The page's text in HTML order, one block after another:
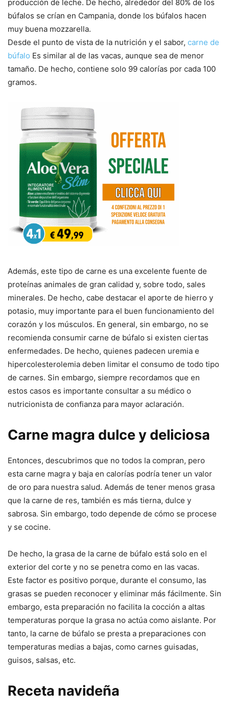
producción de leche. De hecho, alrededor del 80% de los
búfalos se crían en Campania, donde los búfalos hacen
muy buena mozzarella.
Desde el punto de vista de la nutrición y el sabor, carne de
búfalo Es similar al de las vacas, aunque sea de menor
tamaño. De hecho, contiene solo 99 calorías por cada 100
gramos.
Además, este tipo de carne es una excelente fuente de
proteínas animales de gran calidad y, sobre todo, sales
minerales. De hecho, cabe destacar el aporte de hierro y
potasio, muy importante para el buen funcionamiento del
corazón y los músculos. En general, sin embargo, no se
recomienda consumir carne de búfalo si existen ciertas
enfermedades. De hecho, quienes padecen uremia e
hipercolesterolemia deben limitar el consumo de todo tipo
de carnes. Sin embargo, siempre recordamos que en
estos casos es importante consultar a su médico o
nutricionista de confianza para mayor aclaración.
Carne magra dulce y deliciosa
Entonces, descubrimos que no todos la compran, pero
esta carne magra y baja en calorías podría tener un valor
de oro para nuestra salud. Además de tener menos grasa
que la carne de res, también es más tierna, dulce y
sabrosa. Sin embargo, todo depende de cómo se procese
y se cocine.
De hecho, la grasa de la carne de búfalo está solo en el
exterior del corte y no se penetra como en las vacas.
Este factor es positivo porque, durante el consumo, las
grasas se pueden reconocer y eliminar más fácilmente. Sin
embargo, esta preparación no facilita la cocción a altas
temperaturas porque la grasa no actúa como aislante. Por
tanto, la carne de búfalo se presta a preparaciones con
temperaturas medias a bajas, como carnes guisadas,
guisos, salsas, etc.
Receta navideña